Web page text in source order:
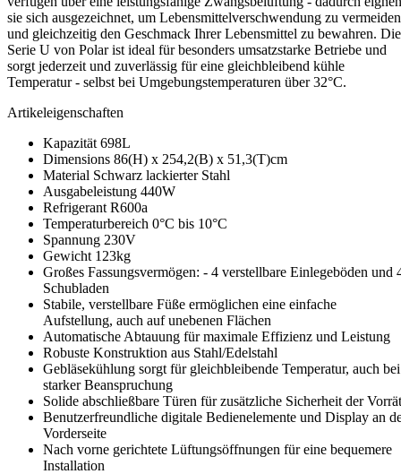
sie sich ausgezeichnet, um Lebensmittelverschwendung zu vermeiden
und gleichzeitig den Geschmack Ihrer Lebensmittel zu bewahren. Die
Serie U von Polar ist ideal für besonders umsatzstarke Betriebe und
sorgt jederzeit und zuverlässig für eine gleichbleibend kühle
Temperatur - selbst bei Umgebungstemperaturen über 32°C.
Artikeleigenschaften
Kapazität 698L
Dimensions 86(H) x 254,2(B) x 51,3(T)cm
Material Schwarz lackierter Stahl
Ausgabeleistung 440W
Refrigerant R600a
Temperaturbereich 0°C bis 10°C
Spannung 230V
Gewicht 123kg
Großes Fassungsvermögen: - 4 verstellbare Einlegeböden und
Schubladen
Stabile, verstellbare Füße ermöglichen eine einfache
Aufstellung, auch auf unebenen Flächen
Automatische Abtauung für maximale Effizienz und Leistung
Robuste Konstruktion aus Stahl/Edelstahl
Gebläsekühlung sorgt für gleichbleibende Temperatur, auch bei
starker Beanspruchung
Solide abschließbare Türen für zusätzliche Sicherheit der
Benutzerfreundliche digitale Bedienelemente und Display an
Vorderseite
Nach vorne gerichtete Lüftungsöffnungen für eine bequemere
Installation